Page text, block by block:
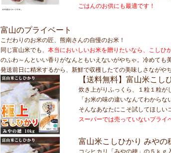
ごはんのお供にも最適です！
富山のプライベート
こだわりのお米の匠、熊南さんの自慢のお米！
同じ富山米でも、 本当においしいお米を贈りたいなら、こしひ
のふわ～んといい香りがなんともいえないがやちゃ。冷めても
発送前日に精米するから、新鮮で収穫したての美味しさながや
【送料無料】富山米こ
炊き上がりふっくら、１粒１粒が
「お米の味の違いなんてわから
そんなあなたにこそ試してほしい
スーパーでは売っていないプライ
富山米こしひかり みやの
コシヒカリ「みやの穂」の５ｋｇ